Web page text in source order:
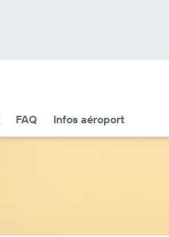
FAQ Infos aéroport